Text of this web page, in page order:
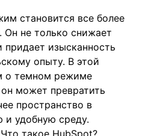
становится все более
Он не только снижает
придает изысканность
опыту. В этой
о темном режиме
может превратить
пространство в
и удобную среду.
такое HubSpot?